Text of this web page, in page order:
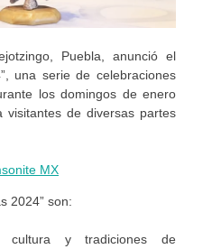
Puebla, anunció el
una serie de celebraciones
los domingos de enero
de diversas partes
2024” son:
cultura y tradiciones de